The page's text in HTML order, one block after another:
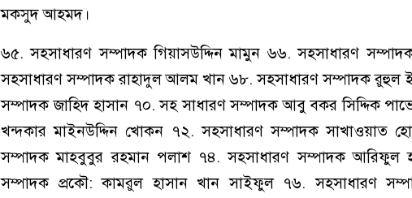
মকসুদ আহমদ।
৬৫. সহসাধারণ সম্পাদক গিয়াসউদ্দিন মামুন ৬৬. সহসাধারণ
সহসাধারণ সম্পাদক রাহাদুল আলম খান ৬৮. সহসাধারণ সম্পাদক রুহুল
সম্পাদক জাহিদ হাসান ৭০. সহ সাধারণ সম্পাদক আবু বকর সিদ্দিক
খন্দকার মাইনউদ্দিন খোকন ৭২. সহসাধারণ সম্পাদক সাখাওয়াত
সম্পাদক মাহবুবুর রহমান পলাশ ৭৪. সহসাধারণ সম্পাদক
সম্পাদক প্রকৌ: কামরুল হাসান খান সাইফুল ৭৬. সহসাধারণ